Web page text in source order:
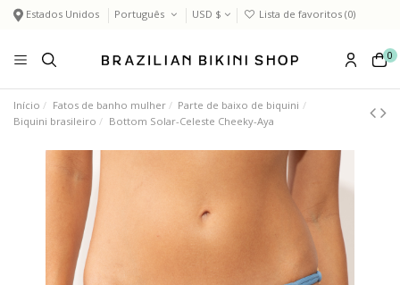
Estados Unidos Português USD $ Lista de favoritos (0)
0
Início Fatos de banho mulher
Parte de baixo de biquini
Biquini brasileiro
Bottom Solar-Celeste Cheeky-Aya